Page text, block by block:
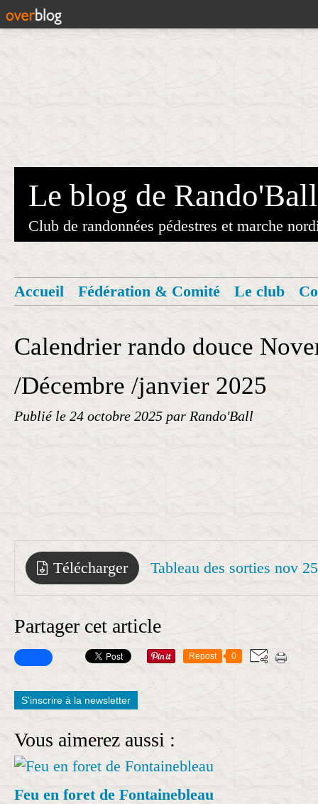
Le blog de Rando'Ball
Club de randonnées pédestres et marche
Accueil Fédération & Comité Le club
Calendrier rando douce
/Décembre /janvier 2025
Publié le 24 octobre 2025 par Rando'Ball
Télécharger Tableau des sorties nov
Partager cet article
Repost 0
S'inscrire à la newsletter
Vous aimerez aussi :
Feu en foret de Fontainebleau